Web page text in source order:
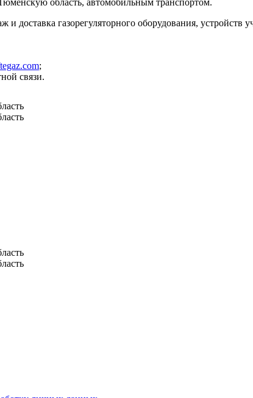
область, автомобильным транспортом.
и доставка газорегуляторного оборудования,
;
связи.